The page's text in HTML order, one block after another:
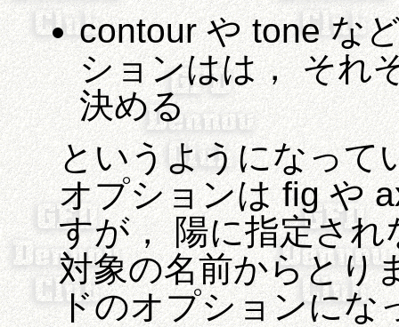
contour や tone な
ションはは， それ
決める
というようになって
オプションは fig や
すが， 陽に指定さ
対象の名前からとり
ドのオプションにな